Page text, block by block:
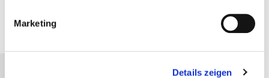
Marketing
Details zeigen